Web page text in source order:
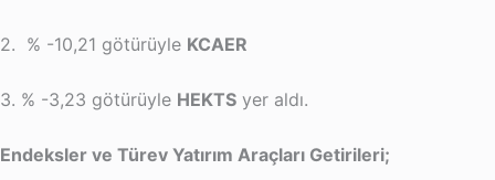
2. % -10,21 götürüyle KCAER
3. % -3,23 götürüyle HEKTS yer aldı.
Endeksler ve Türev Yatırım Araçları Getirileri;